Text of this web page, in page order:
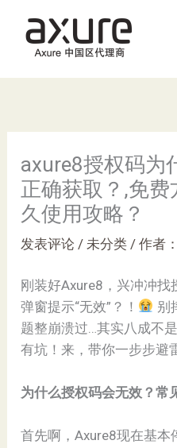
容
axure8授权码为
正确获取？,免费
久使用攻略？
发表评论 / 未分类 / 作者：
刚装好Axure8，兴冲冲
弹窗提示“无效”？！
别
题整崩溃过…其实八成不
有坑！来，带你一步步避
为什么授权码会无效？常
首先啊，Axure8现在基